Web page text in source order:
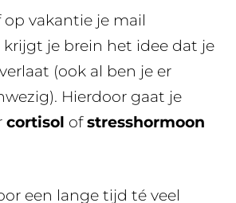
vakantie je mail
krijgt je brein het idee dat je
(ook al ben je er
Hierdoor gaat je
cortisol ofstresshormoon
een lange tijd té veel